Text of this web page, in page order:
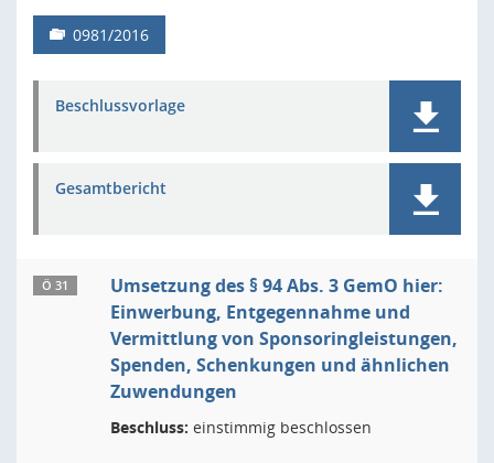
0981/2016
Beschlussvorlage
Gesamtbericht
Ö 31
Umsetzung des § 94 Abs. 3 GemO hier:
Einwerbung, Entgegennahme und
Vermittlung von Sponsoringleistungen,
Spenden, Schenkungen und ähnlichen
Zuwendungen
Beschluss: einstimmig beschlossen